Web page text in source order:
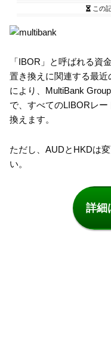
この
「IBOR」と呼ばれる資
置き換えに関連する最
により、MultiBank
で、すべてのLIBORレ
換えます。
ただし、AUDとHKDは
い。
詳細